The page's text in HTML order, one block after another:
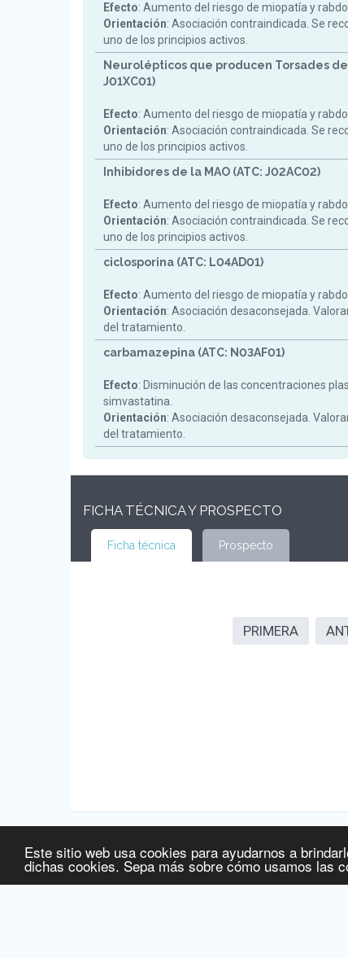
Este sitio web usa cookies para ayudarnos a
dichas cookies. Sepa más sobre cómo usamos las
Efecto: Aumento del riesgo de miopatía y
Orientación: Asociación contraindicada. Se
uno de los principios activos.
Neurolépticos que producen Torsades de
J01XC01)
Efecto: Aumento del riesgo de miopatía y
Orientación: Asociación contraindicada. Se
uno de los principios activos.
Inhibidores de la MAO (ATC: J02AC02)
Efecto: Aumento del riesgo de miopatía y
Orientación: Asociación contraindicada. Se
uno de los principios activos.
ciclosporina (ATC: L04AD01)
Efecto: Aumento del riesgo de miopatía y
Orientación: Asociación desaconsejada.
del tratamiento.
carbamazepina (ATC: N03AF01)
Efecto: Disminución de las concentraciones
simvastatina.
Orientación: Asociación desaconsejada.
del tratamiento.
FICHA TÉCNICA Y PROSPECTO
Ficha técnica Prospecto
PRIMERA
Fuente de la información:Agencia Española de